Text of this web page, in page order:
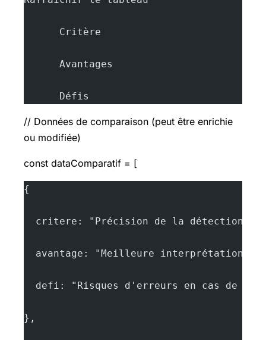
      Critère
      Avantages
      Défis
// Données de comparaison (peut être enrichie
ou modifiée)
const dataComparatif = [
{
  critere: "Précision de la détection",
avantage: "Meilleure interprétation
defi: "Risques d'erreurs en cas de
},